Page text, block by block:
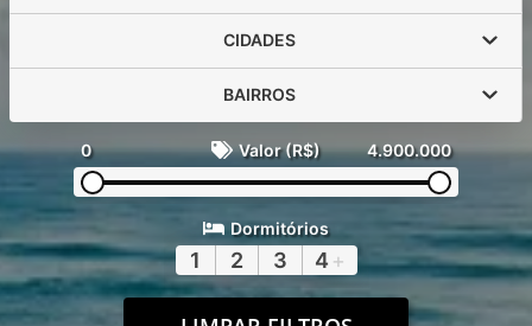
CIDADES
BAIRROS
0 Valor (R$) 4.900.000
Dormitórios
1 2 3 4 +